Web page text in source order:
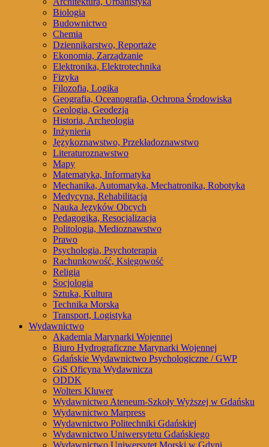
Biologia
Budownictwo
Chemia
Dziennikarstwo, Reportaże
Ekonomia, Zarządzanie
Elektronika, Elektrotechnika
Fizyka
Filozofia, Logika
Geografia, Oceanografia, Ochrona Środowiska
Geologia, Geodezja
Historia, Archeologia
Inżynieria
Językoznawstwo, Przekładoznawstwo
Literaturoznawstwo
Mapy
Matematyka, Informatyka
Mechanika, Automatyka, Mechatronika, Robotyka
Medycyna, Rehabilitacja
Nauka Języków Obcych
Pedagogika, Resocjalizacja
Politologia, Medioznawstwo
Prawo
Psychologia, Psychoterapia
Rachunkowość, Księgowość
Religia
Socjologia
Sztuka, Kultura
Technika Morska
Transport, Logistyka
Wydawnictwo
Akademia Marynarki Wojennej
Biuro Hydrograficzne Marynarki Wojennej
Gdańskie Wydawnictwo Psychologiczne / GWP
GiS Oficyna Wydawnicza
ODDK
Wolters Kluwer
Wydawnictwo Ateneum-Szkoły Wyższej w Gdańsku
Wydawnictwo Marpress
Wydawnictwo Politechniki Gdańskiej
Wydawnictwo Uniwersytetu Gdańskiego
Wydawnictwo Uniwersytet Morski w Gdyni